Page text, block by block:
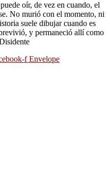
oír, de vez en cuando, el
No murió con el momento, ni
suele dibujar cuando es
y permaneció allí como
f Envelope